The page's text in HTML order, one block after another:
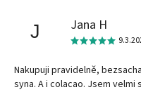
J Jana H
Nakupuji pravidelně,
syna. A i colacao. Jsem velmi